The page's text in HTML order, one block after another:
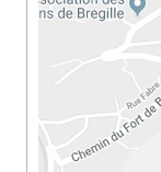
Outils &